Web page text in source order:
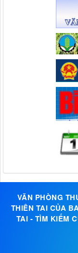
VĂN PHÒNG
THIÊN TAI CỦA
TAI - TÌM KIẾM